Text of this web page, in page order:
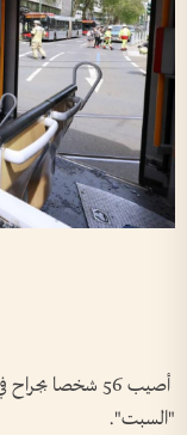
أصيب 56 شخصا
"السبت".